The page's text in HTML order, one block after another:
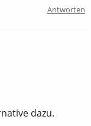
Antworten
dazu.